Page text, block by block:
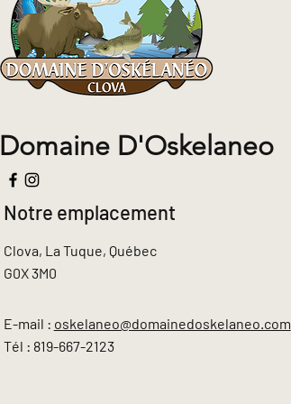
Domaine D'Oskelaneo
Notre emplacement
Clova, La Tuque, Québec
G0X 3M0
E-mail : oskelaneo@domainedoskelaneo.com
Tél : 819-667-2123